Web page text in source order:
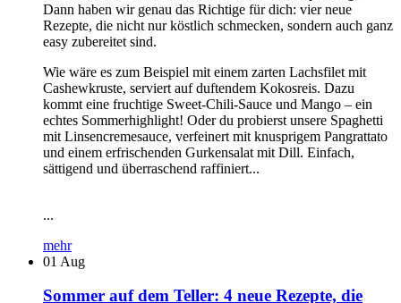
Dann haben wir genau das Richtige für dich: vier neue
Rezepte, die nicht nur köstlich schmecken, sondern auch ganz
easy zubereitet sind.
Wie wäre es zum Beispiel mit einem zarten Lachsfilet mit
Cashewkruste, serviert auf duftendem Kokosreis. Dazu
kommt eine fruchtige Sweet-Chili-Sauce und Mango – ein
echtes Sommerhighlight! Oder du probierst unsere Spaghetti
mit Linsencremesauce, verfeinert mit knusprigem Pangrattato
und einem erfrischenden Gurkensalat mit Dill. Einfach,
sättigend und überraschend raffiniert...
...
mehr
01 Aug
Sommer auf dem Teller: 4 neue Rezepte, die